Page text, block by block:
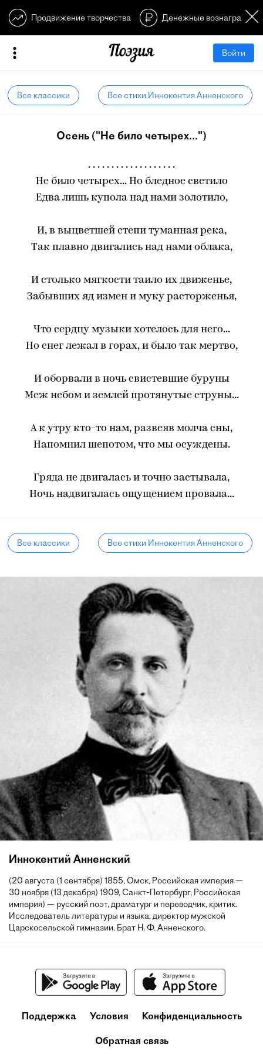
Продвижение творчества Денежные
Войти
Все классики Все стихи Иннокентия Анненского
Осень ("Не било четырех...")
. . . . . . . . . . . . . . . . . . .
Не било четырех... Но бледное светило
Едва лишь купола над нами золотило,
И, в выцветшей степи туманная река,
Так плавно двигались над нами облака,
И столько мягкости таило их движенье,
Забывших яд измен и муку расторженья,
Что сердцу музыки хотелось для него...
Но снег лежал в горах, и было так мертво,
И оборвали в ночь свистевшие буруны
Меж небом и землей протянутые струны...
А к утру кто-то нам, развеяв молча сны,
Напомнил шепотом, что мы осуждены.
Гряда не двигалась и точно застывала,
Ночь надвигалась ощущением провала...
Все классики Все стихи Иннокентия Анненского
Иннокентий Анненский
(20 августа (1 сентября) 1855, Омск, Российская империя —
30 ноября (13 декабря) 1909, Санкт-Петербург, Российская
империя) — русский поэт, драматург и переводчик, критик.
Исследователь литературы и языка, директор мужской
Царскосельской гимназии. Брат Н. Ф. Анненского.
Поддержка Условия Конфиденциальность
Обратная связь